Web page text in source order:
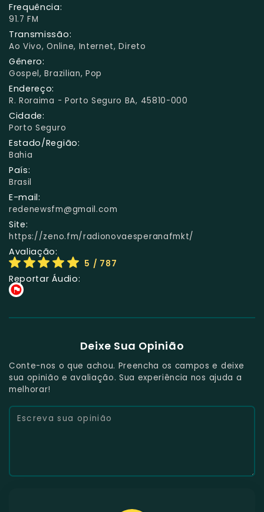
Frequência:
91.7 FM
Transmissão:
Ao Vivo, Online, Internet, Direto
Gênero:
Gospel, Brazilian, Pop
Endereço:
R. Roraima - Porto Seguro BA, 45810-000
Cidade:
Porto Seguro
Estado/Região:
Bahia
País:
Brasil
E-mail:
redenewsfm@gmail.com
Site:
https://zeno.fm/radionovaesperanafmkt/
Avaliação:
5 / 787
Reportar Áudio:
Deixe Sua Opinião
Conte-nos o que achou. Preencha os campos e deixe
sua opinião e avaliação. Sua experiência nos ajuda a
melhorar!